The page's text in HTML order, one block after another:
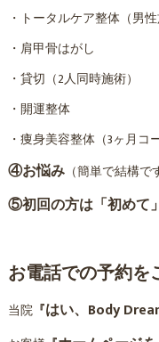
・トータルケア整体（男
・肩甲骨はがし
・貸切（2人同時施術）
・開運整体
・痩身美容整体（3ヶ月コ
④お悩み（簡単で結構で
⑤初回の方は「初めて
お電話での予約を
当院『はい、Body